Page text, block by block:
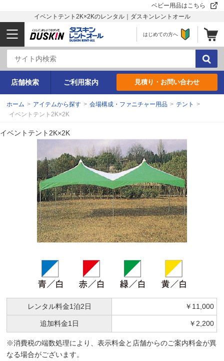
ベビー用品はこちら
イベントテント2K×2Kのレンタル｜ダスキンレントオール
はじめての方へ
店舗検索 ご利用案内 見積り・お問い合わせ
ホーム > アイテムから探す > 会場構成・ファニチャー用品 > テント
>
イベントテント2K×2K
イベントテント2K×2K
レンタル料金1泊2日 ￥11,000
追加料金1日 ￥2,200
※消費税の端数処理により、表示料金と店舗からのご案内料金が異
なる場合がございます。